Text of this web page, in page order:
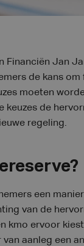
Financiën Jan
de kans
moeten
keuzes de
regeling.
een
van de
kmo ervoor
aanleg een